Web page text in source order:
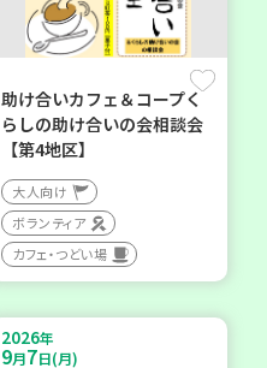
助け合いカフェ＆コープく
らしの助け合いの会相談会
【第4地区】
大人向け
ボランティア
カフェ・つどい場
2026年
9月7日(月)